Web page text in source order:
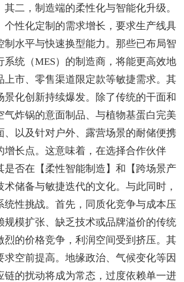
二，制造端的柔性化与智能化升级。
个性化定制的需求增长，要求生产线具
制水平与快速换型能力。那些已布局智
系统（MES）的制造商，将能更高效地
上市、零售渠道限定款等敏捷需求。其
景化创新持续爆发。除了传统的干面和
气炸锅的意面制品、与植物基蛋白完美
、以及针对户外、露营场景的耐储便携
增长点。这意味着，在选择合作伙伴
是否在【柔性智能制造】和【跨场景产
储备与敏捷迭代的文化。与此同时，
统性挑战。首先，同质化竞争与成本压
规模扩张、缺乏技术或品牌溢价的传统
烈的价格竞争，利润空间受到挤压。其
求空前提高。地缘政治、气候变化等因
链的扰动将成为常态，过度依赖单一进